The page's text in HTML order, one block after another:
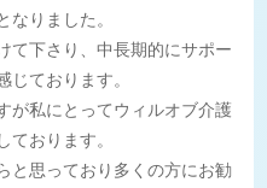
なりました。
て下さり、中長期的にサポー
じております。
が私にとってウィルオブ介護
ております。
と思っており多くの方にお勧